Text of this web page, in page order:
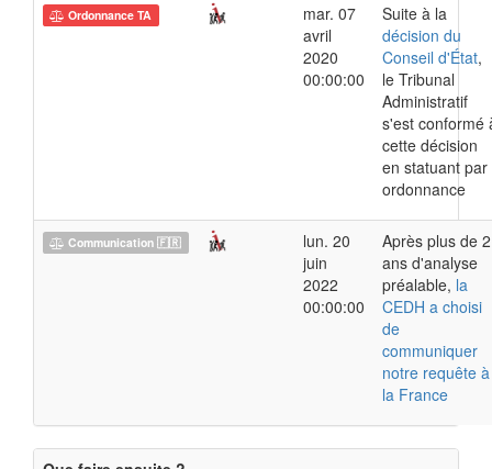
Ordonnance TA
mar. 07
avril
2020
00:00:00
Suite à la
décision du
Conseil d'État,
le Tribunal
Administratif
s'est conformé
cette décision
en statuant par
ordonnance
Communication 🇫🇷
lun. 20
juin
2022
00:00:00
Après plus de 2
ans d'analyse
préalable, la
CEDH a choisi
de
communiquer
notre requête à
la France